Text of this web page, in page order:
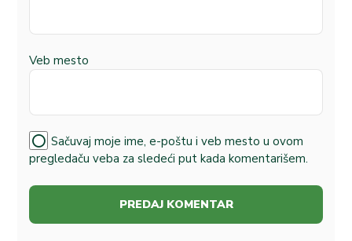
Veb mesto
Sačuvaj moje ime, e-poštu i veb mesto u ovom
pregledaču veba za sledeći put kada komentarišem.